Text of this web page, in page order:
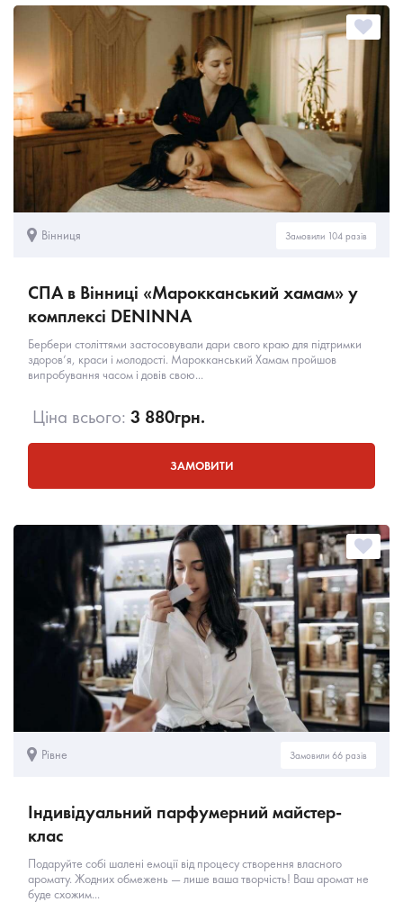
Вінниця Замовили 104 разів
СПА в Вінниці «Марокканський хамам» у
комплексі DENINNA
Бербери століттями застосовували дари свого краю для підтримки
здоров’я, краси і молодості. Марокканський Хамам пройшов
випробування часом і довів свою...
Ціна всього: 3 880грн.
ЗАМОВИТИ
Рівне Замовили 66 разів
Індивідуальний парфумерний майстер-
клас
Подаруйте собі шалені емоції від процесу створення власного
аромату. Жодних обмежень — лише ваша творчість! Ваш аромат не
буде схожим...